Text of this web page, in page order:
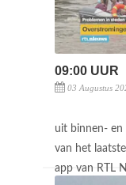
09:00 UUR
03 Augustus
uit binnen- en
van het
app van RTL